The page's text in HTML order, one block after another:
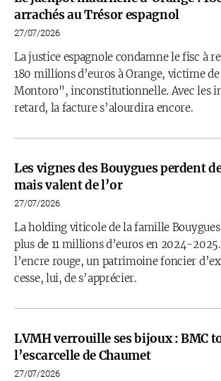
arrachés au Trésor espagnol
27/07/2026
La justice espagnole condamne le fisc à
180 millions d’euros à Orange, victime
Montoro", inconstitutionnelle. Avec les
retard, la facture s’alourdira encore.
Les vignes des Bouygues perdent
mais valent de l’or
27/07/2026
La holding viticole de la famille
plus de 11 millions d’euros en 2024-
l’encre rouge, un patrimoine foncier
cesse, lui, de s’apprécier.
LVMH verrouille ses bijoux : BMC
l’escarcelle de Chaumet
27/07/2026